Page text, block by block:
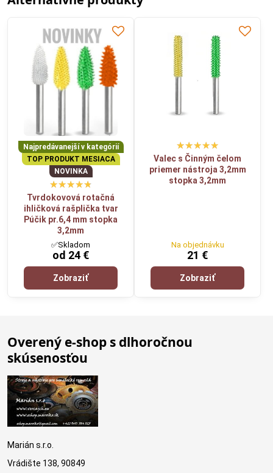
Najpredávanejší v kategórií
TOP PRODUKT MESIACA
NOVINKA
Tvrdokovová rotačná
ihličková rašplička tvar
Púčik pr.6,4 mm stopka
3,2mm
✅Skladom
od 24 €
Zobraziť
Valec s Činným čelom
priemer nástroja 3,2mm
stopka 3,2mm
Na objednávku
21 €
Zobraziť
Overený e-shop s dlhoročnou
skúsenosťou
Marián s.r.o.
Vrádište 138, 90849